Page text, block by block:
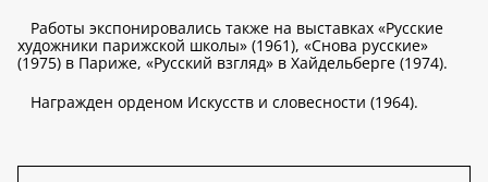
Работы экспонировались также на выставках «Русские
художники парижской школы» (1961), «Снова русские»
(1975) в Париже, «Русский взгляд» в Хайдельберге (1974).
Награжден орденом Искусств и словесности (1964).